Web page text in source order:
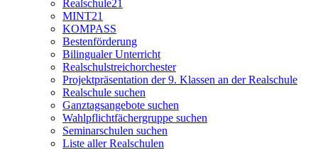
Realschule21
MINT21
KOMPASS
Bestenförderung
Bilingualer Unterricht
Realschulstreichorchester
Projektpräsentation der 9. Klassen an der Realschule
Realschule suchen
Ganztagsangebote suchen
Wahlpflichtfächergruppe suchen
Seminarschulen suchen
Liste aller Realschulen